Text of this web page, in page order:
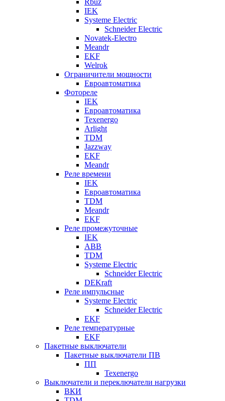
IEK
Systeme Electric
Schneider Electric
Novatek-Electro
Meandr
EKF
Welrok
Ограничители мощности
Евроавтоматика
Фотореле
IEK
Евроавтоматика
Texenergo
Arlight
TDM
Jazzway
EKF
Meandr
Реле времени
IEK
Евроавтоматика
TDM
Meandr
EKF
Реле промежуточные
IEK
ABB
TDM
Systeme Electric
Schneider Electric
DEKraft
Реле импульсные
Systeme Electric
Schneider Electric
EKF
Реле температурные
EKF
Пакетные выключатели
Пакетные выключатели ПВ
ПП
Texenergo
Выключатели и переключатели нагрузки
ВКИ